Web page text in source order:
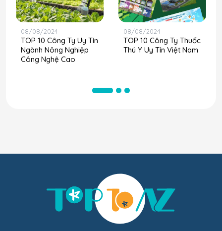
08/08/2024
TOP 10 Công Ty Uy Tín
Ngành Nông Nghiệp
Công Nghệ Cao
08/08/2024
TOP 10 Công Ty Thuốc
Thú Y Uy Tín Việt Nam